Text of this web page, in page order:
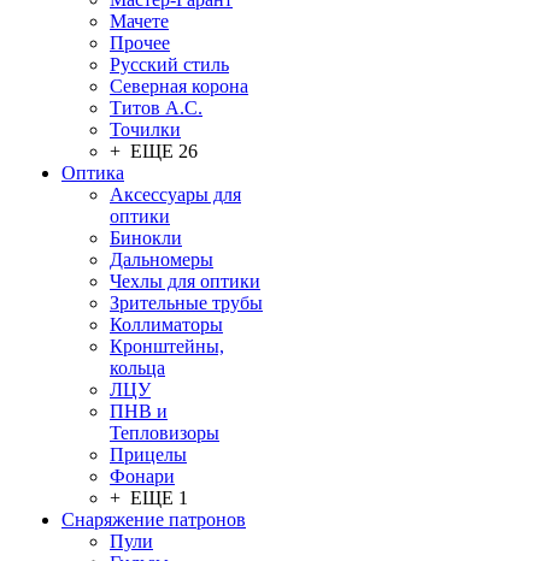
Мачете
Прочее
Русский стиль
Северная корона
Титов А.С.
Точилки
+ ЕЩЕ 26
Оптика
Аксессуары для
оптики
Бинокли
Дальномеры
Чехлы для оптики
Зрительные трубы
Коллиматоры
Кронштейны,
кольца
ЛЦУ
ПНВ и
Тепловизоры
Прицелы
Фонари
+ ЕЩЕ 1
Снаряжение патронов
Пули